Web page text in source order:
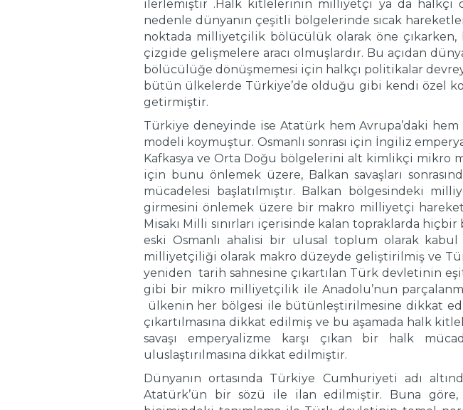
ilerlemiştir .Halk kitlelerinin milliyetçi ya da halkçı
nedenle dünyanın çeşitli bölgelerinde sıcak
noktada milliyetçilik bölücülük olarak öne çıkarken,
çizgide gelişmelere aracı olmuşlardır. Bu açıdan
bölücülüğe dönüşmemesi için halkçı politikalar
bütün ülkelerde Türkiye’de olduğu gibi kendi özel
getirmiştir.
Türkiye deneyinde ise Atatürk hem Avrupa’daki
modeli koymuştur. Osmanlı sonrası için İngiliz
Kafkasya ve Orta Doğu bölgelerini alt kimlikçi mikro
için bunu önlemek üzere, Balkan savaşları
mücadelesi başlatılmıştır. Balkan bölgesindeki
girmesini önlemek üzere bir makro milliyetçi
Misakı Milli sınırları içerisinde kalan topraklarda
eski Osmanlı ahalisi bir ulusal toplum olarak
milliyetçiliği olarak makro düzeyde geliştirilmiş ve
yeniden tarih sahnesine çıkartılan Türk devletinin
gibi bir mikro milliyetçilik ile Anadolu’nun
ülkenin her bölgesi ile bütünleştirilmesine dikkat
çıkartılmasına dikkat edilmiş ve bu aşamada halk
savaşı emperyalizme karşı çıkan bir halk
uluslaştırılmasına dikkat edilmiştir.
Dünyanın ortasında Türkiye Cumhuriyeti adı
Atatürk’ün bir sözü ile ilan edilmiştir. Buna